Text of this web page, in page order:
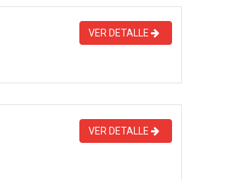
VER DETALLE
VER DETALLE